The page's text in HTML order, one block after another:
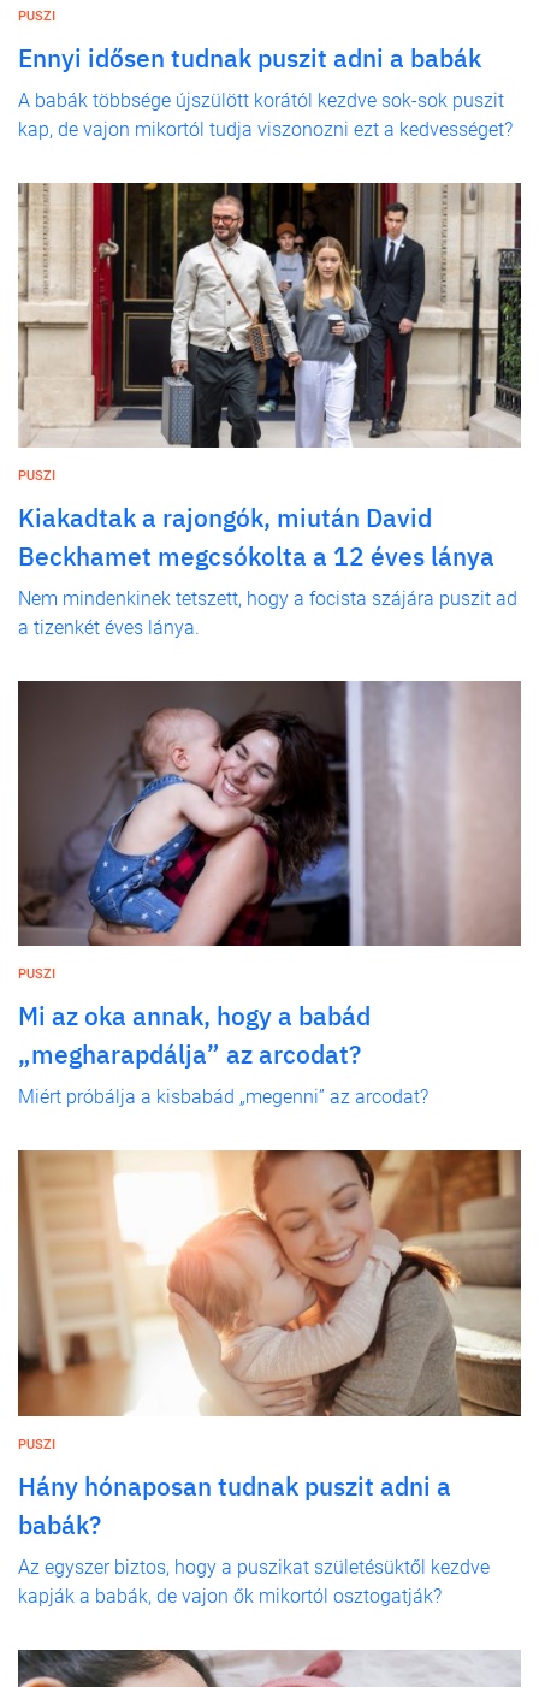
PUSZI
Ennyi idősen tudnak puszit adni a babák
A babák többsége újszülött korától kezdve sok-sok puszit
kap, de vajon mikortól tudja viszonozni ezt a kedvességet?
PUSZI
Kiakadtak a rajongók, miután David
Beckhamet megcsókolta a 12 éves lánya
Nem mindenkinek tetszett, hogy a focista szájára puszit ad
a tizenkét éves lánya.
PUSZI
Mi az oka annak, hogy a babád
„megharapdálja” az arcodat?
Miért próbálja a kisbabád „megenni” az arcodat?
PUSZI
Hány hónaposan tudnak puszit adni a
babák?
Az egyszer biztos, hogy a puszikat születésüktől kezdve
kapják a babák, de vajon ők mikortól osztogatják?